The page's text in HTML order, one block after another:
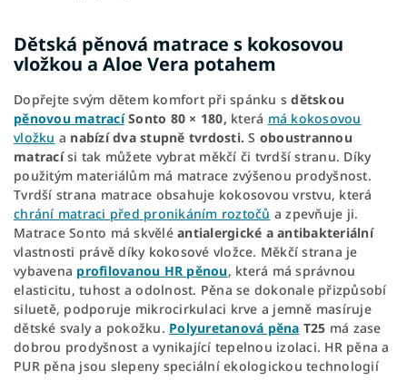
Dětská pěnová matrace s kokosovou
vložkou a Aloe Vera potahem
Dopřejte svým dětem komfort při spánku sdětskou
pěnovou matracíSonto 80 × 180, která má kokosovou
vložku a nabízí dva stupně tvrdosti. S oboustrannou
matracísi tak můžete vybrat měkčí či tvrdší stranu. Díky
použitým materiálům má matrace zvýšenou prodyšnost.
Tvrdší strana matrace obsahuje kokosovou vrstvu, která
chrání matraci před pronikáním roztočů a zpevňuje ji.
Matrace Sonto má skvělé antialergické a antibakteriální
vlastnosti právě díky kokosové vložce. Měkčí strana je
vybavena profilovanou HR pěnou, která má správnou
elasticitu, tuhost a odolnost. Pěna se dokonale přizpůsobí
siluetě, podporuje mikrocirkulaci krve a jemně masíruje
dětské svaly a pokožku. Polyuretanová pěna T25 má zase
dobrou prodyšnost a vynikající tepelnou izolaci. HR pěna a
PUR pěna jsou slepeny speciální ekologickou technologií